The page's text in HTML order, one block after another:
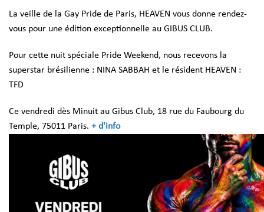
La veille de la Gay Pride de Paris, HEAVEN vous donne rendez-
vous pour une édition exceptionnelle au GIBUS CLUB.
Pour cette nuit spéciale Pride Weekend, nous recevons la
superstar brésilienne : NINA SABBAH et le résident HEAVEN :
TFD
Ce vendredi dès Minuit au Gibus Club, 18 rue du Faubourg du
Temple, 75011 Paris. + d'info